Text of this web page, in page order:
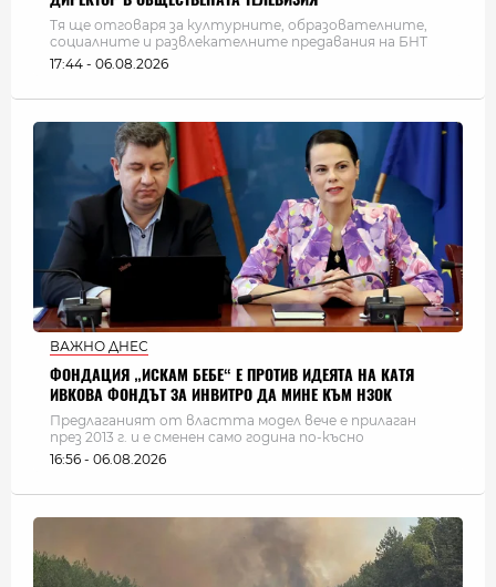
Тя ще отговаря за културните, образователните,
социалните и развлекателните предавания на БНТ
17:44 - 06.08.2026
ВАЖНО ДНЕС
ФОНДАЦИЯ „ИСКАМ БЕБЕ“ Е ПРОТИВ ИДЕЯТА НА КАТЯ
ИВКОВА ФОНДЪТ ЗА ИНВИТРО ДА МИНЕ КЪМ НЗОК
Предлаганият от властта модел вече е прилаган
през 2013 г. и е сменен само година по-късно
16:56 - 06.08.2026